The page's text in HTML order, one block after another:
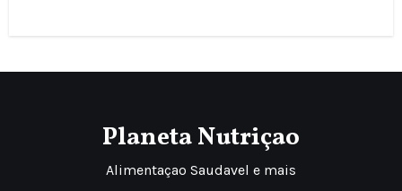
Planeta Nutriçao
Alimentaçao Saudavel e mais